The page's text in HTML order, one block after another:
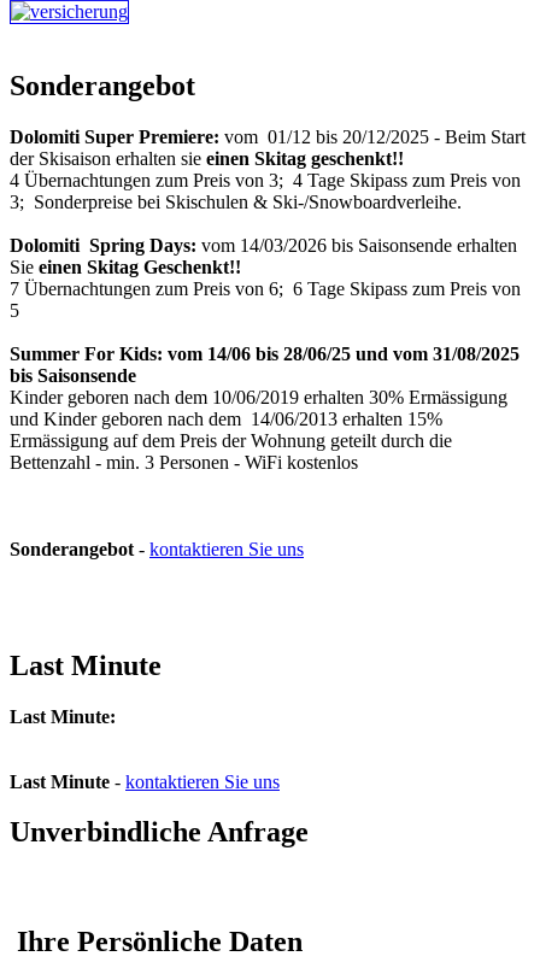
Sonderangebot
Dolomiti Super Premiere: vom 01/12 bis 20/12/2025 - Beim Start
der Skisaison erhalten sie einen Skitag geschenkt!!
4 Übernachtungen zum Preis von 3; 4 Tage Skipass zum Preis von
3; Sonderpreise bei Skischulen & Ski-/Snowboardverleihe.
Dolomiti Spring Days: vom 14/03/2026 bis Saisonsende erhalten
Sie einen Skitag Geschenkt!!
7 Übernachtungen zum Preis von 6; 6 Tage Skipass zum Preis von
5
Summer For Kids: vom 14/06 bis 28/06/25 und vom 31/08/2025
bis Saisonsende
Kinder geboren nach dem 10/06/2019 erhalten 30% Ermässigung
und Kinder geboren nach dem 14/06/2013 erhalten 15%
Ermässigung auf dem Preis der Wohnung geteilt durch die
Bettenzahl - min. 3 Personen - WiFi kostenlos
Sonderangebot - kontaktieren Sie uns
Last Minute
Last Minute:
Last Minute - kontaktieren Sie uns
Unverbindliche Anfrage
Ihre Persönliche Daten